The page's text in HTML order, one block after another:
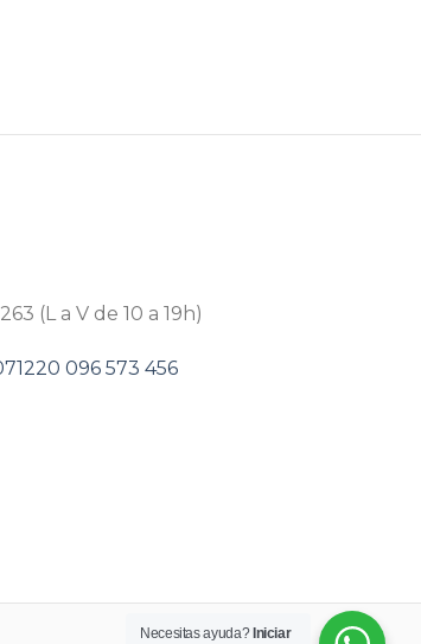
(L a V de 10 a 19h)
096 573 456
Necesitas ayuda? Iniciar